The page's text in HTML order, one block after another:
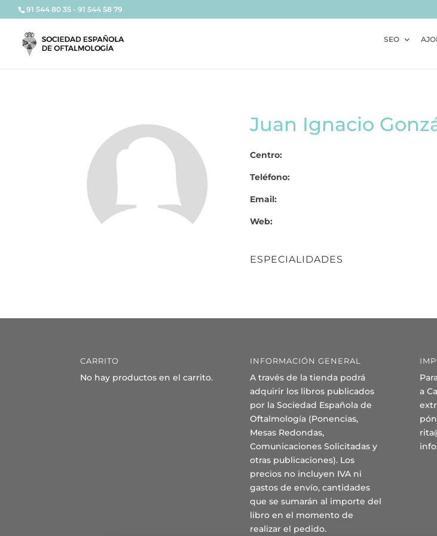
91 544 80 35 - 91 544 58 79
SEO
Juan Ignacio
Centro:
Teléfono:
Email:
Web:
ESPECIALIDADES
CARRITO
No hay productos en el carrito.
INFORMACIÓN GENERAL
A través de la tienda podrá
adquirir los libros publicados
por la Sociedad Española de
Oftalmología (Ponencias,
Mesas Redondas,
Comunicaciones Solicitadas y
otras publicaciones). Los
precios no incluyen IVA ni
gastos de envío, cantidades
que se sumarán al importe del
libro en el momento de
realizar el pedido.
a